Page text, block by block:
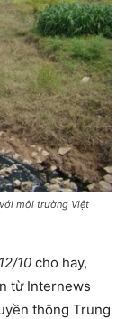
môi trường Việt
10 cho hay,
từ Internews
thông Trung